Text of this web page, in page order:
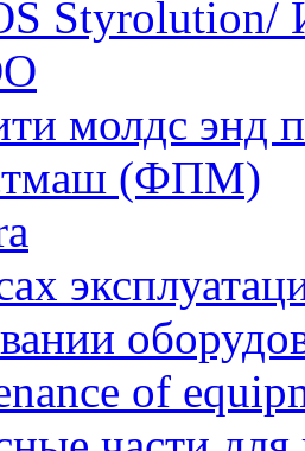
молдс энд
(ФПМ)
of